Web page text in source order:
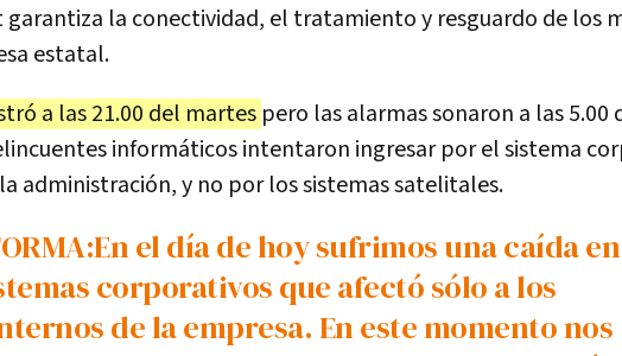
garantiza la conectividad, el tratamiento y resguardo de los
estatal.
a las 21.00 del martes pero las alarmas sonaron a las 5.00
informáticos intentaron ingresar por el sistema
administración, y no por los sistemas satelitales.
corporativos que afectó sólo a los
de la empresa. En este momento nos